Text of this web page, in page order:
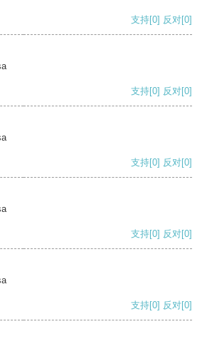
支持[0] 反对[0]
支持[0] 反对[0]
支持[0] 反对[0]
支持[0] 反对[0]
支持[0] 反对[0]